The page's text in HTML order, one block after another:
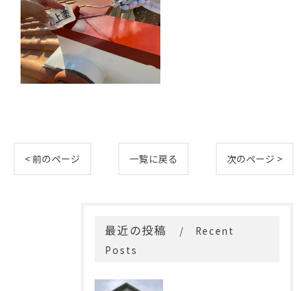
< 前のページ 一覧に戻る 次のページ >
最近の投稿
Recent
Posts